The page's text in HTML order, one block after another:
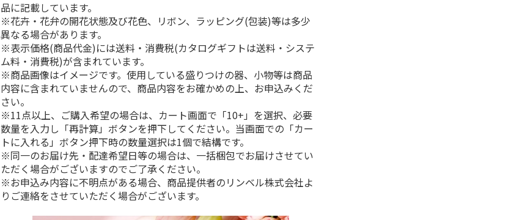
品に記載しています。
※花卉・花弁の開花状態及び花色、リボン、ラッピング(包装)等は多少
異なる場合があります。
※表示価格(商品代金)には送料・消費税(カタログギフトは送料・システ
ム料・消費税)が含まれています。
※商品画像はイメージです。使用している盛りつけの器、小物等は商品
内容に含まれていませんので、商品内容をお確かめの上、お申込みくだ
さい。
※11点以上、ご購入希望の場合は、カート画面で「10+」を選択、必要
数量を入力し「再計算」ボタンを押下してください。当画面での「カー
トに入れる」ボタン押下時の数量選択は1個で結構です。
※同一のお届け先・配達希望日等の場合は、一括梱包でお届けさせてい
ただく場合がございますのでご了承ください。
※お申込み内容に不明点がある場合、商品提供者のリンベル株式会社よ
りご連絡をさせていただく場合がございます。